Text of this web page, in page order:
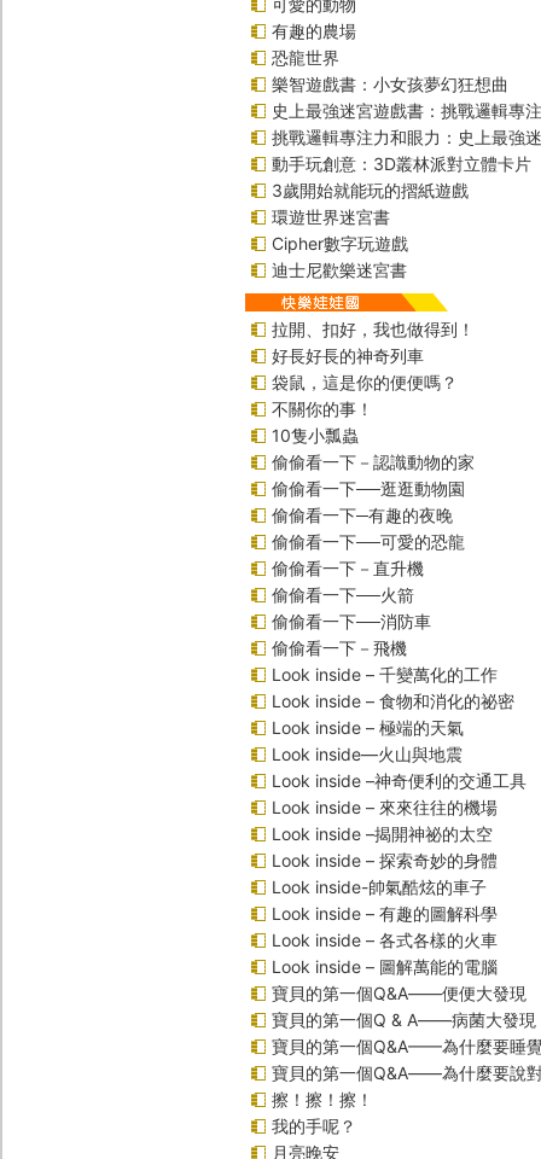
可愛的動物
有趣的農場
恐龍世界
樂智遊戲書：小女孩夢幻狂想曲
史上最強迷宮遊戲書：挑戰邏輯專
挑戰邏輯專注力和眼力：史上最強
動手玩創意：3D叢林派對立體卡片
3歲開始就能玩的摺紙遊戲
環遊世界迷宮書
Cipher數字玩遊戲
迪士尼歡樂迷宮書
拉開、扣好，我也做得到！
好長好長的神奇列車
袋鼠，這是你的便便嗎？
不關你的事！
10隻小瓢蟲
偷偷看一下－認識動物的家
偷偷看一下──逛逛動物園
偷偷看一下─有趣的夜晚
偷偷看一下──可愛的恐龍
偷偷看一下－直升機
偷偷看一下──火箭
偷偷看一下──消防車
偷偷看一下－飛機
Look inside – 千變萬化的工作
Look inside – 食物和消化的祕密
Look inside – 極端的天氣
Look inside—火山與地震
Look inside –神奇便利的交通工具
Look inside – 來來往往的機場
Look inside –揭開神祕的太空
Look inside – 探索奇妙的身體
Look inside-帥氣酷炫的車子
Look inside – 有趣的圖解科學
Look inside – 各式各樣的火車
Look inside – 圖解萬能的電腦
寶貝的第一個Q&A――便便大發現
寶貝的第一個Q & A――病菌大發現
寶貝的第一個Q&A——為什麼要睡
寶貝的第一個Q&A――為什麼要說
擦！擦！擦！
我的手呢？
月亮晚安